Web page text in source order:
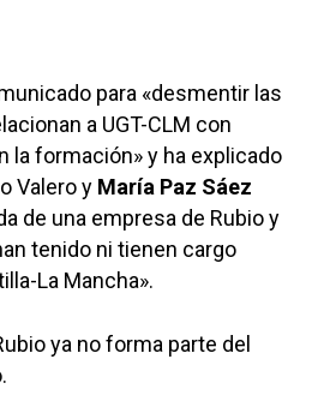
para «desmentir las
a UGT-CLM con
la formación» y ha explicado
Valero y María Paz Sáez
de una empresa de Rubio y
tenido ni tienen cargo
La Mancha».
ya no forma parte del